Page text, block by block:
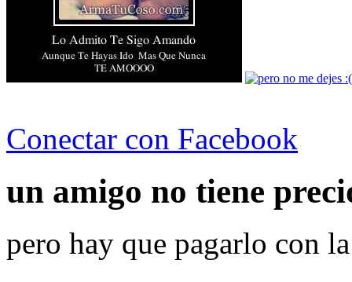
Conectar con Facebook
un amigo no tiene
pero hay que pagarlo con